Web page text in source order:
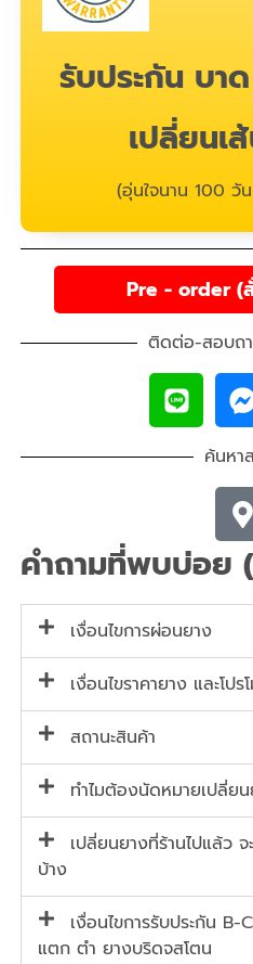
รับประกัน บา
เปลี่ยนเ
(อุ่นใจนาน 100 วั
Pre - order (
ติดต่อ-สอบถ
ค้นหา
คำถามที่พบบ่อย
เงื่อนไขการผ่อนยาง
เงื่อนไขราคายาง และโปร
สถานะสินค้า
ทำไมต้องนัดหมายเปลี่ย
เปลี่ยนยางที่ร้านไปแล้ว
บ้าง
เงื่อนไขการรับประกัน
แตก ตำ ยางบริดจสโตน